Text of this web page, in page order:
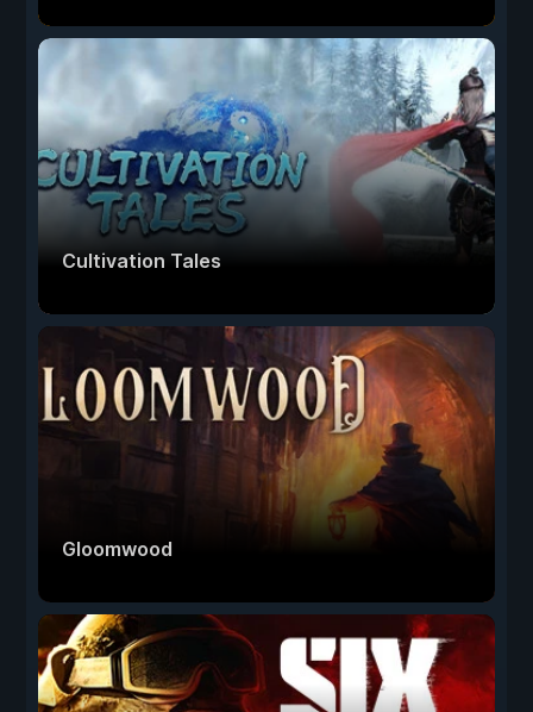
Cultivation Tales
Gloomwood